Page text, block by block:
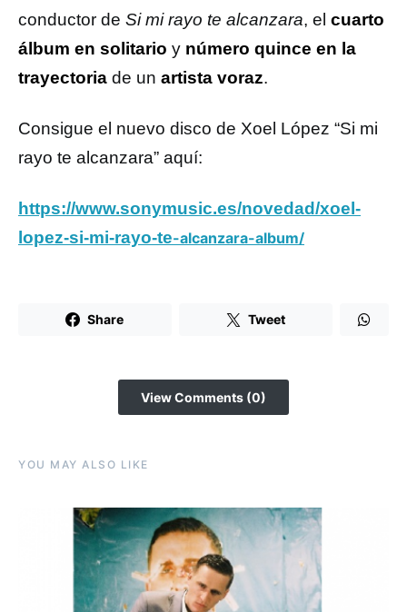
conductor de Si mi rayo te alcanzara, el cuarto
álbum en solitario y número quince en la
trayectoria de un artista voraz.
Consigue el nuevo disco de Xoel López “Si mi
rayo te alcanzara” aquí:
https://www.sonymusic.es/novedad/xoel-
lopez-si-mi-rayo-te-alcanzara-album/
Share Tweet
View Comments (0)
YOU MAY ALSO LIKE